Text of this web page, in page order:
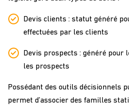
Devis clients : statut généré
effectuées par les clients
Devis prospects : généré pour
les prospects
Possédant des outils décisionnels
permet d’associer des familles